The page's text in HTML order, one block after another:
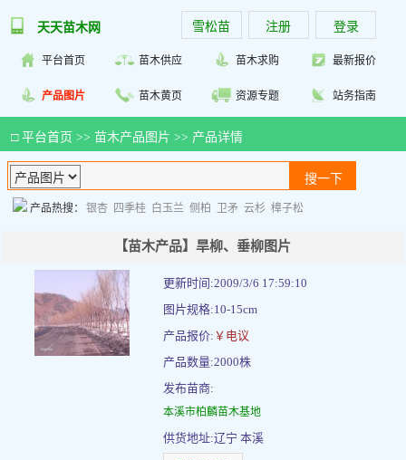
天天苗木网 雪松苗 注册 登录
平台首页 苗木供应 苗木求购 最新报价
产品图片 苗木黄页 资源专题 站务指南
□ 平台首页 >> 苗木产品图片 >> 产品详情
产品热搜： 银杏 四季桂 白玉兰 侧柏 卫矛 云杉 樟子松
【苗木产品】旱柳、垂柳图片
更新时间:2009/3/6 17:59:10
图片规格:10-15cm
产品报价: ￥电议
产品数量:2000株
发布苗商:
本溪市柏麟苗木基地
供货地址:辽宁 本溪